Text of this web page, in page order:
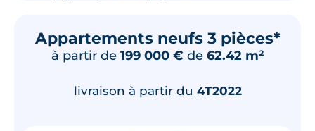
Appartements neufs 3 pièces*
à partir de 199 000 € de 62.42 m²
livraison à partir du 4T2022